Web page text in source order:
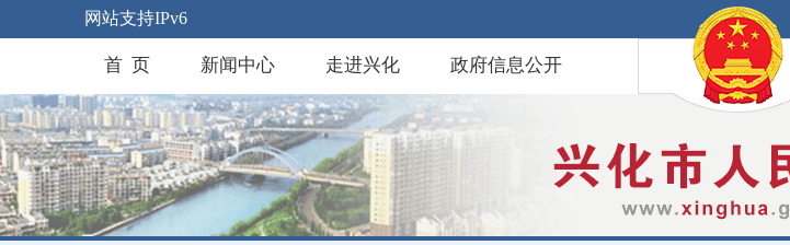
网站支持IPv6
首 页 新闻中心 走进兴化 政府信息公开